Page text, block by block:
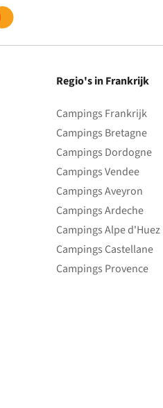
Regio's in Frankrijk
Campings Frankrijk
Campings Bretagne
Campings Dordogne
Campings Vendee
Campings Aveyron
Campings Ardeche
Campings Alpe d'Huez
Campings Castellane
Campings Provence